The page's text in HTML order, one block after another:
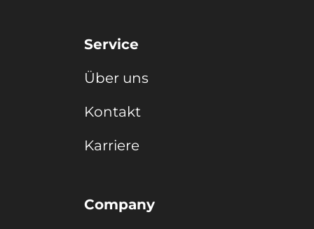
Service
Über uns
Kontakt
Karriere
Company